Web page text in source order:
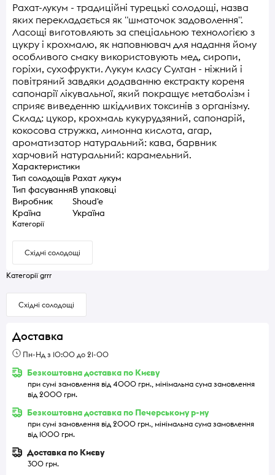
Рахат-лукум - традиційні турецькі солодощі, назва
яких перекладається як "шматочок задоволення".
Ласощі виготовляють за спеціальною технологією з
цукру і крохмалю, як наповнювач для надання йому
особливого смаку використовують мед, сиропи,
горіхи, сухофрукти. Лукум класу Султан - ніжний і
повітряний завдяки додаванню екстракту кореня
сапонарії лікувальної, який покращує метаболізм і
сприяє виведенню шкідливих токсинів з організму.
Склад: цукор, крохмаль кукурудзяний, сапонарій,
кокосова стружка, лимонна кислота, агар,
ароматизатор натуральний: кава, барвник
харчовий натуральний: карамельний.
Характеристики
Тип солодощів Рахат лукум
Тип фасуванняВ упаковці
Виробник
Shoud'e
Країна
Україна
Категорії
Східні солодощі
Категорії grrr
Східні солодощі
Доставка
Пн-Нд з 10:00 до 21-00
Безкоштовна доставка по Києву
при сумі замовлення від 4000 грн., мінімальна сума замовлення
від 2000 грн.
Безкоштовна доставка по Печерському р-ну
при сумі замовлення від 2000 грн., мінімальна сума замовлення
від 1000 грн.
Доставка по Києву
300 грн.